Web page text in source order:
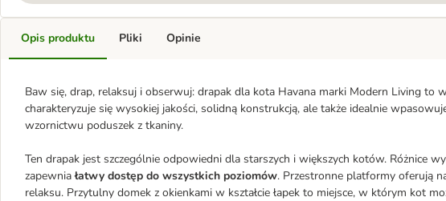
Opis produktu
Baw się, drap, relaksuj i obserwuj: drapak dla kota Havana marki Modern Living
charakteryzuje się wysokiej jakości, solidną konstrukcją, ale także idealnie
wzornictwu poduszek z tkaniny.
Ten drapak jest szczególnie odpowiedni dla starszych i większych kotów. Różnice
zapewniałatwy dostęp do wszystkich poziomów. Przestronne platformy oferują
relaksu. Przytulny domek z okienkami w kształcie łapek to miejsce, w którym kot
Pliki Opinie